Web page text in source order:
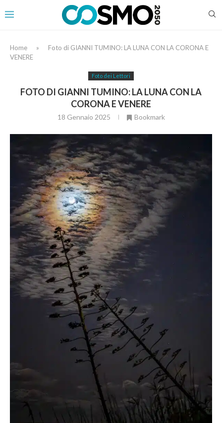
Home »
Foto di GIANNI TUMINO: LA LUNA CON LA CORONA E
VENERE
Foto dei Lettori
FOTO DI GIANNI TUMINO: LA LUNA CON LA
CORONA E VENERE
18 Gennaio 2025 Bookmark